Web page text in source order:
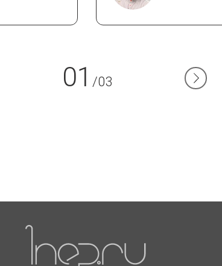
01 /03